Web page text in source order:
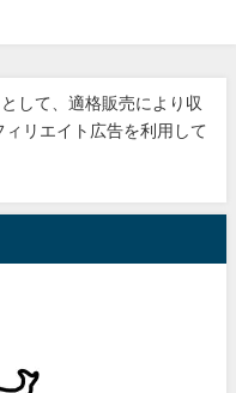
して、適格販売により収
リエイト広告を利用して